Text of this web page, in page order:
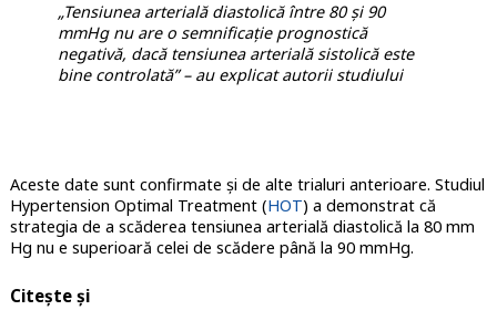
„Tensiunea arterială diastolică între 80 și 90
mmHg nu are o semnificație prognostică
negativă, dacă tensiunea arterială sistolică este
bine controlată” – au explicat autorii studiului
Aceste date sunt confirmate și de alte trialuri anterioare. Studiul
Hypertension Optimal Treatment (HOT) a demonstrat că
strategia de a scăderea tensiunea arterială diastolică la 80 mm
Hg nu e superioară celei de scădere până la 90 mmHg.
Citește și